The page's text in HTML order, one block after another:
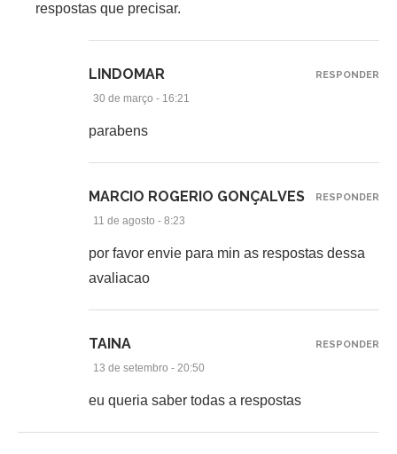
respostas que precisar.
LINDOMAR
30 de março - 16:21
parabens
RESPONDER
MARCIO ROGERIO GONÇALVES
11 de agosto - 8:23
por favor envie para min as respostas dessa
avaliacao
RESPONDER
TAINA
13 de setembro - 20:50
eu queria saber todas a respostas
RESPONDER